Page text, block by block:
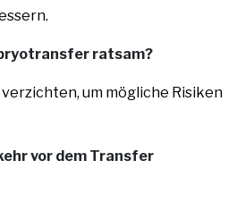
ratsam?
verzichten, um mögliche Risiken
vor dem Transfer